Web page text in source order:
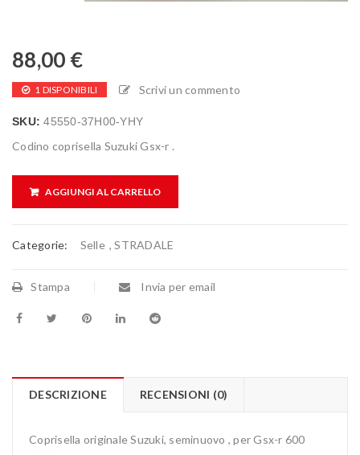
88,00 €
1 DISPONIBILI Scrivi un commento
SKU:45550-37H00-YHY
Codino coprisella Suzuki Gsx-r .
AGGIUNGI AL CARRELLO
Categorie: Selle ,STRADALE
Stampa Invia per email
DESCRIZIONE RECENSIONI (0)
Coprisella originale Suzuki, seminuovo , per Gsx-r 600